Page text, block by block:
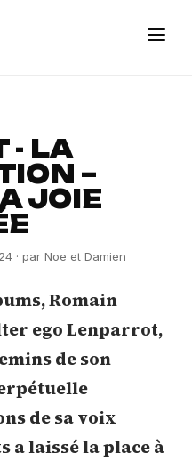
- LA
–
JOIE
· par Noe et Damien
Romain
ego Lenparrot,
de son
de sa voix
a laissé la place à